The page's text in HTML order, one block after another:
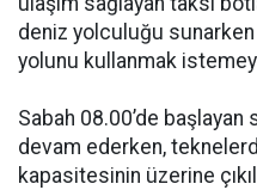
deniz yolculuğu sunarken
yolunu kullanmak
Sabah 08.00’de
devam ederken,
kapasitesinin üzerine